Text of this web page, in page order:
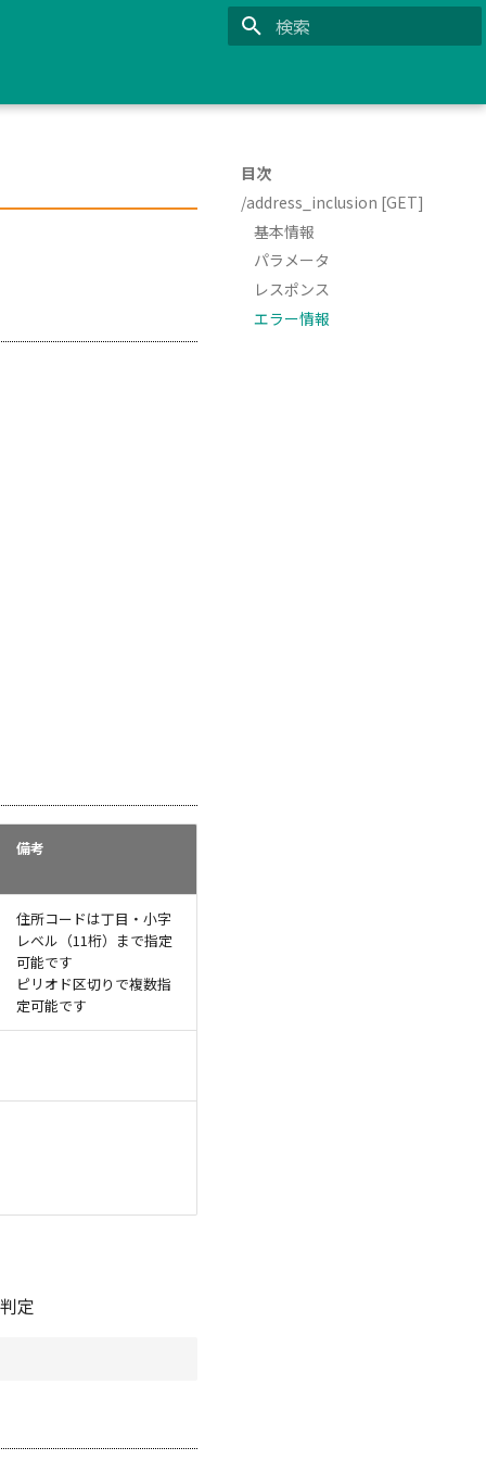
目次
/address_inclusion [GET]
基本情報
パラメータ
レスポンス
エラー情報
備考
住所コードは丁目・小字
レベル（11桁）まで指定
可能です
ピリオド区切りで複数指
定可能です
定